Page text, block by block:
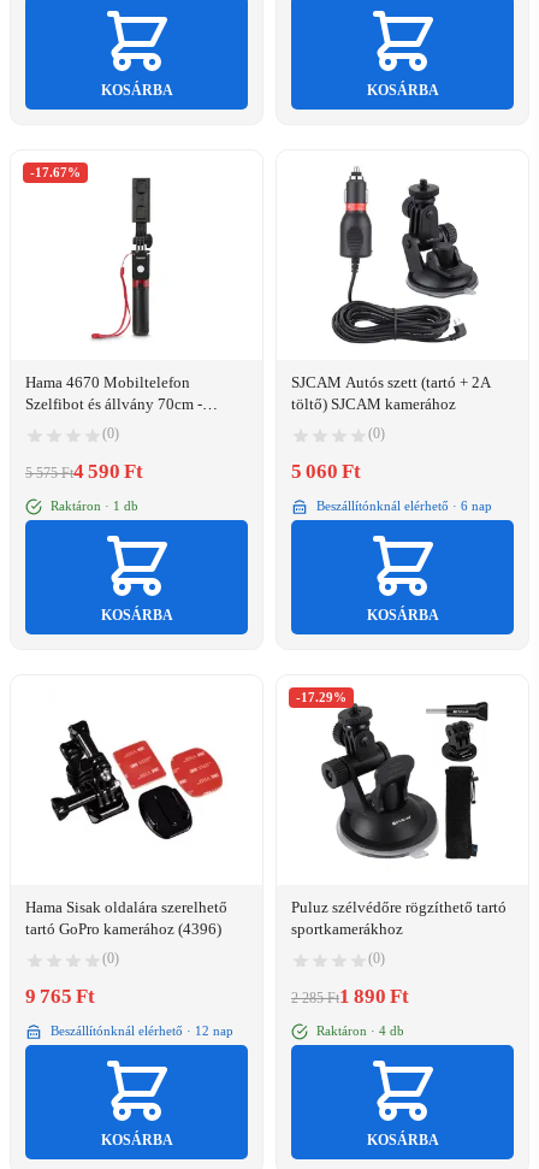
KOSÁRBA KOSÁRBA
-17.67%
Hama 4670 Mobiltelefon
Szelfibot és állvány 70cm -
(0)
5 575 Ft4 590 Ft
Raktáron · 1 db
KOSÁRBA
SJCAM Autós szett (tartó + 2A
töltő) SJCAM kamerához
(0)
5 060 Ft
Beszállítónknál elérhető · 6 nap
KOSÁRBA
Hama Sisak oldalára szerelhető
tartó GoPro kamerához (4396)
(0)
9 765 Ft
Beszállítónknál elérhető · 12 nap
KOSÁRBA
-17.29%
Puluz szélvédőre rögzíthető tartó
sportkamerákhoz
(0)
2 285 Ft1 890 Ft
Raktáron · 4 db
KOSÁRBA